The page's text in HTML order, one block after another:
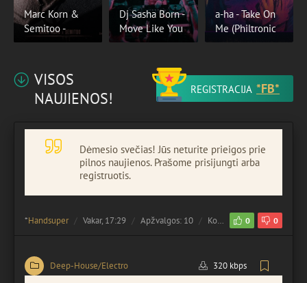
Marc Korn &
Semitoo -
Dj Sasha Born -
Move Like You
a-ha - Take On
Me (Philtronic
VISOS
NAUJIENOS!
REGISTRACIJA *FB*
Dėmesio svečias! Jūs neturite prieigos prie
pilnos naujienos. Prašome prisijungti arba
registruotis.
*Handsuper Vakar, 17:29 Apžvalgos: 10 Komentuota: 0
0 0
Deep-House/Electro 320 kbps